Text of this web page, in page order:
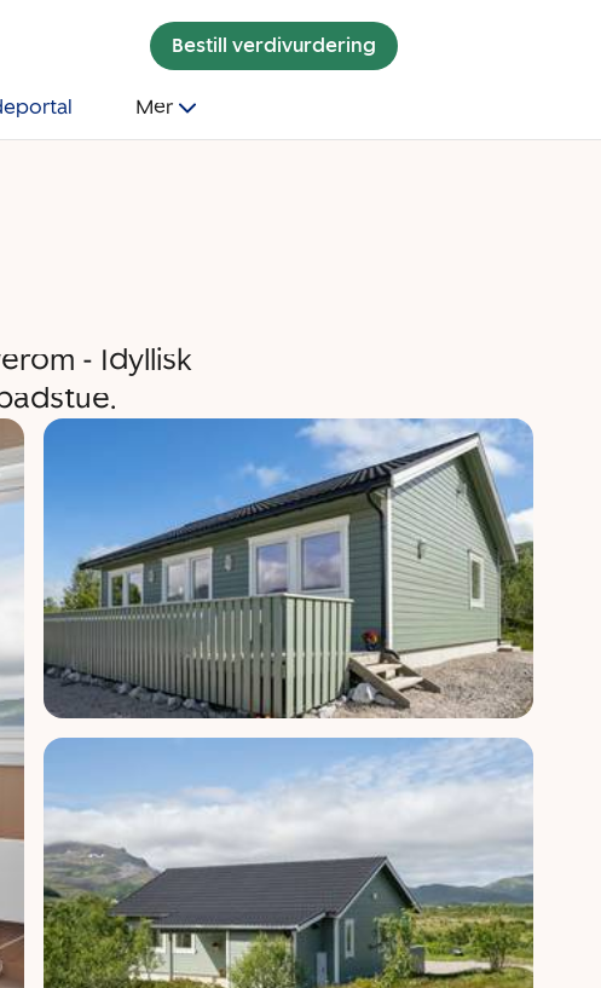
Bestill verdivurdering
Mer
- Idyllisk